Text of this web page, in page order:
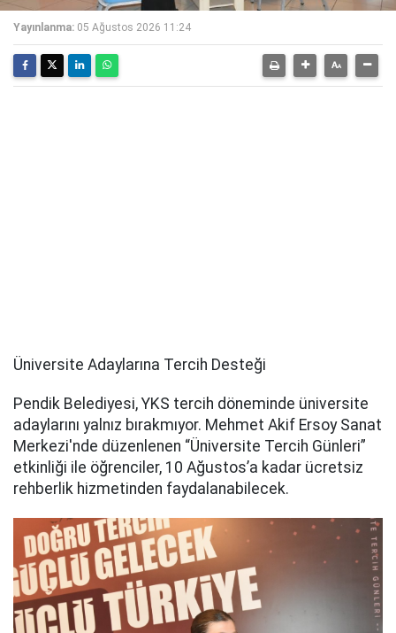
Yayınlanma: 05 Ağustos 2026 11:24
Üniversite Adaylarına Tercih Desteği
Pendik Belediyesi, YKS tercih döneminde üniversite
adaylarını yalnız bırakmıyor. Mehmet Akif Ersoy Sanat
Merkezi'nde düzenlenen “Üniversite Tercih Günleri”
etkinliği ile öğrenciler, 10 Ağustos’a kadar ücretsiz
rehberlik hizmetinden faydalanabilecek.